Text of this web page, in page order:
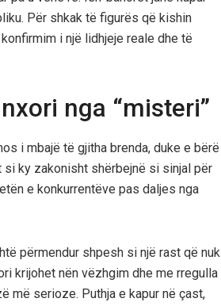
Për shkak të figurës që kishin
i një lidhjeje reale dhe të
nga “misteri”
i mbajë të gjitha brenda, duke e bërë
ky zakonisht shërbejnë si sinjal për
e konkurrentëve pas daljes nga
përmendur shpesh si një rast që nuk
krijohet nën vëzhgim dhe me rregulla
më serioze. Puthja e kapur në çast,